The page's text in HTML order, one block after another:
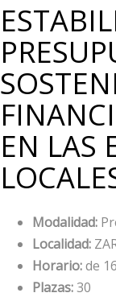
EN LAS
Modalidad:
Localidad:
Horario:de
Plazas:30